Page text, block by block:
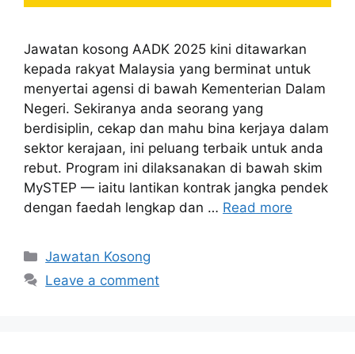
Jawatan kosong AADK 2025 kini ditawarkan
kepada rakyat Malaysia yang berminat untuk
menyertai agensi di bawah Kementerian Dalam
Negeri. Sekiranya anda seorang yang
berdisiplin, cekap dan mahu bina kerjaya dalam
sektor kerajaan, ini peluang terbaik untuk anda
rebut. Program ini dilaksanakan di bawah skim
MySTEP — iaitu lantikan kontrak jangka pendek
dengan faedah lengkap dan … Read more
Categories
Jawatan Kosong
Leave a comment